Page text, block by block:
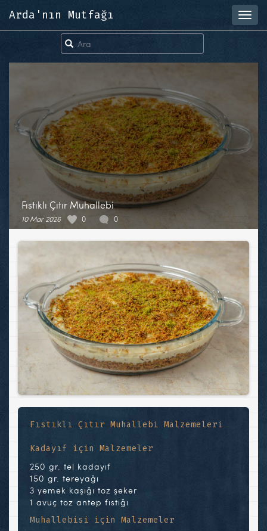
Arda'nın Mutfağı
Fıstıklı Çıtır Muhallebi
10 Mar 2026 0 0
Fıstıklı Çıtır Muhallebi Malzemeleri
Kadayıf için Malzemeler
250 gr. tel kadayıf
150 gr. tereyağı
3 yemek kaşığı toz şeker
1 avuç toz antep fıstığı
Muhallebisi için Malzemeler